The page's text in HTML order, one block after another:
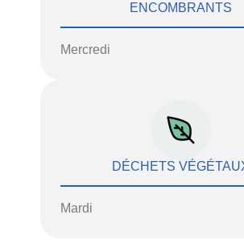
ENCOMBRANTS
Mercredi
DÉCHETS
Mardi